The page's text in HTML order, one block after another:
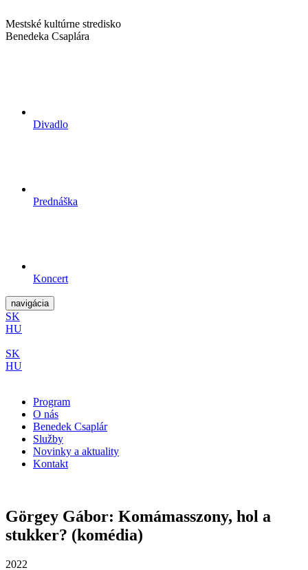
Mestské kultúrne stredisko
Benedeka Csaplára
Divadlo
Prednáška
Koncert
navigácia
SK
HU
SK
HU
Program
O nás
Benedek Csaplár
Služby
Novinky a aktuality
Kontakt
Görgey Gábor: Komámasszony, hol a
stukker? (komédia)
2022